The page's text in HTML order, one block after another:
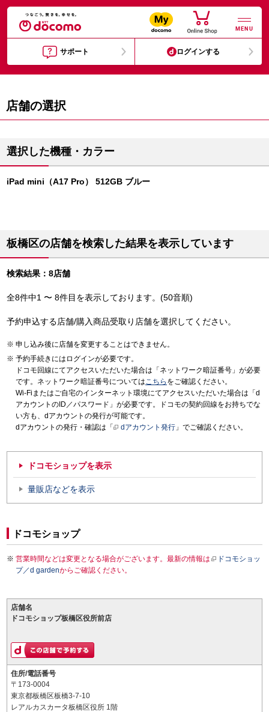
MENU
サポート ログインする
店舗の選択
選択した機種・カラー
iPad mini（A17 Pro） 512GB ブルー
板橋区の店舗を検索した結果を表示しています
検索結果：8店舗
全8件中1 〜 8件目を表示しております。(50音順)
予約申込する店舗/購入商品受取り店舗を選択してください。
申し込み後に店舗を変更することはできません。
予約手続きにはログインが必要です。
ドコモ回線にてアクセスいただいた場合は「ネットワーク暗証番号」が必要
です。ネットワーク暗証番号についてはこちら をご確認ください。
Wi-Fiまたはご自宅のインターネット環境にてアクセスいただいた場合は「d
アカウントのID／パスワード」が必要です。ドコモの契約回線をお持ちでな
い方も、dアカウントの発行が可能です。
dアカウントの発行・確認は「
dアカウント発行 」でご確認ください。
ドコモショップを表示
量販店などを表示
ドコモショップ
営業時間などは変更となる場合がございます。最新の情報は
ドコモショッ
プ／d gardenからご確認ください。
店舗名
ドコモショップ板橋区役所前店
住所/電話番号
〒173-0004
東京都板橋区板橋3-7-10
レアルカスカータ板橋区役所 1階